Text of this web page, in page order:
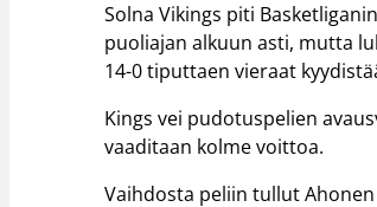
Solna Vikings piti
puoliajan alkuun asti, mutta
14-0 tiputtaen vieraat
Kings vei pudotuspelien
vaaditaan kolme voittoa.
Vaihdosta peliin tullut